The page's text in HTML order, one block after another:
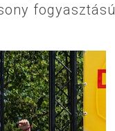
fogyasztású